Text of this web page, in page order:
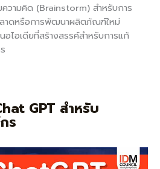
วามคิด (Brainstorm) สำหรับการ
าดหรือการพัฒนาผลิตภัณฑ์ใหม่
อไอเดียที่สร้างสรรค์สำหรับการแก้
GPT สำหรับ
ร